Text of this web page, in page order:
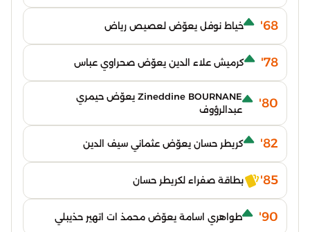
68' خياط نوفل يعوّض لعصيص رياض
78' كرميش علاء الدين يعوّض صحراوي عباس
80'
Zineddine BOURNANE يعوّض حيمري
عبدالرؤوف
82' كريطر حسان يعوّض عثماني سيف الدين
85' بطاقة صفراء لكريطر حسان
90' طواهري اسامة يعوّض محمذ ات اتهير حذيبلي